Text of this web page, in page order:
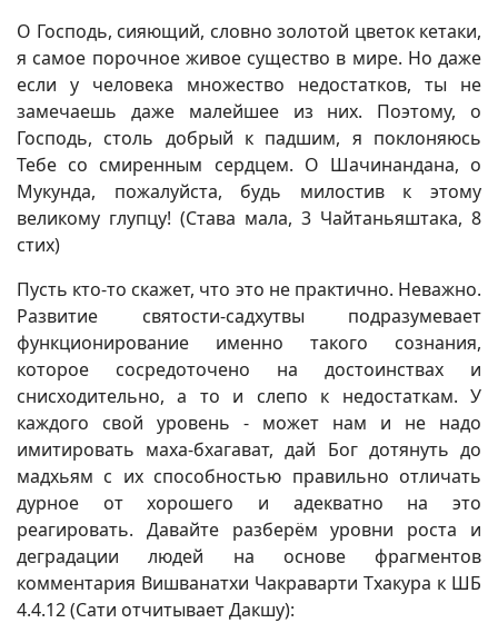
О Господь, сияющий, словно золотой цветок кетаки,
я самое порочное живое существо в мире. Но даже
если у человека множество недостатков, ты не
замечаешь даже малейшее из них. Поэтому, о
Господь, столь добрый к падшим, я поклоняюсь
Тебе со смиренным сердцем. О Шачинандана, о
Мукунда, пожалуйста, будь милостив к этому
великому глупцу! (Става мала, 3 Чайтаньяштака, 8
стих)
Пусть кто-то скажет, что это не практично. Неважно.
Развитие святости-садхутвы подразумевает
функционирование именно такого сознания,
которое сосредоточено на достоинствах и
снисходительно, а то и слепо к недостаткам. У
каждого свой уровень - может нам и не надо
имитировать маха-бхагават, дай Бог дотянуть до
мадхьям с их способностью правильно отличать
дурное от хорошего и адекватно на это
реагировать. Давайте разберём уровни роста и
деградации людей на основе фрагментов
комментария Вишванатхи Чакраварти Тхакура к ШБ
4.4.12 (Сати отчитывает Дакшу):